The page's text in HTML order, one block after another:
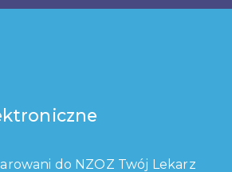
do NZOZ Twój Lekarz